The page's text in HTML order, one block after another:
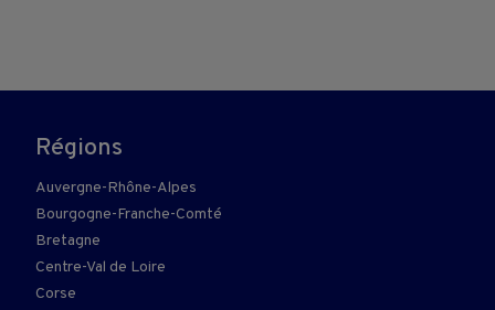
Régions
Auvergne-Rhône-Alpes
Bourgogne-Franche-Comté
Bretagne
Centre-Val de Loire
Corse